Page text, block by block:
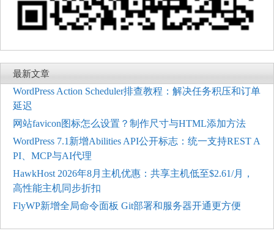
最新文章
WordPress Action Scheduler排查教程：解决任务积压和订单
延迟
网站favicon图标怎么设置？制作尺寸与HTML添加方法
WordPress 7.1新增Abilities API公开标志：统一支持REST A
PI、MCP与AI代理
HawkHost 2026年8月主机优惠：共享主机低至$2.61/月，
高性能主机同步折扣
FlyWP新增全局命令面板 Git部署和服务器开通更方便